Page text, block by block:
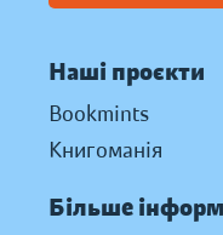
Наші проєкти
Bookmints
Книгоманія
Більше